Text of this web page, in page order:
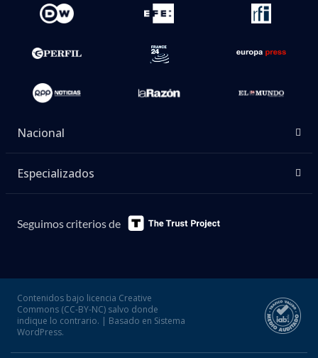
Nacional
Especializados
Seguimos criterios de
Contenidos bajo licencia Creative
Commons (CC-BY-NC) salvo donde
indique lo contrario. | Basado en Sistema
WordPress.